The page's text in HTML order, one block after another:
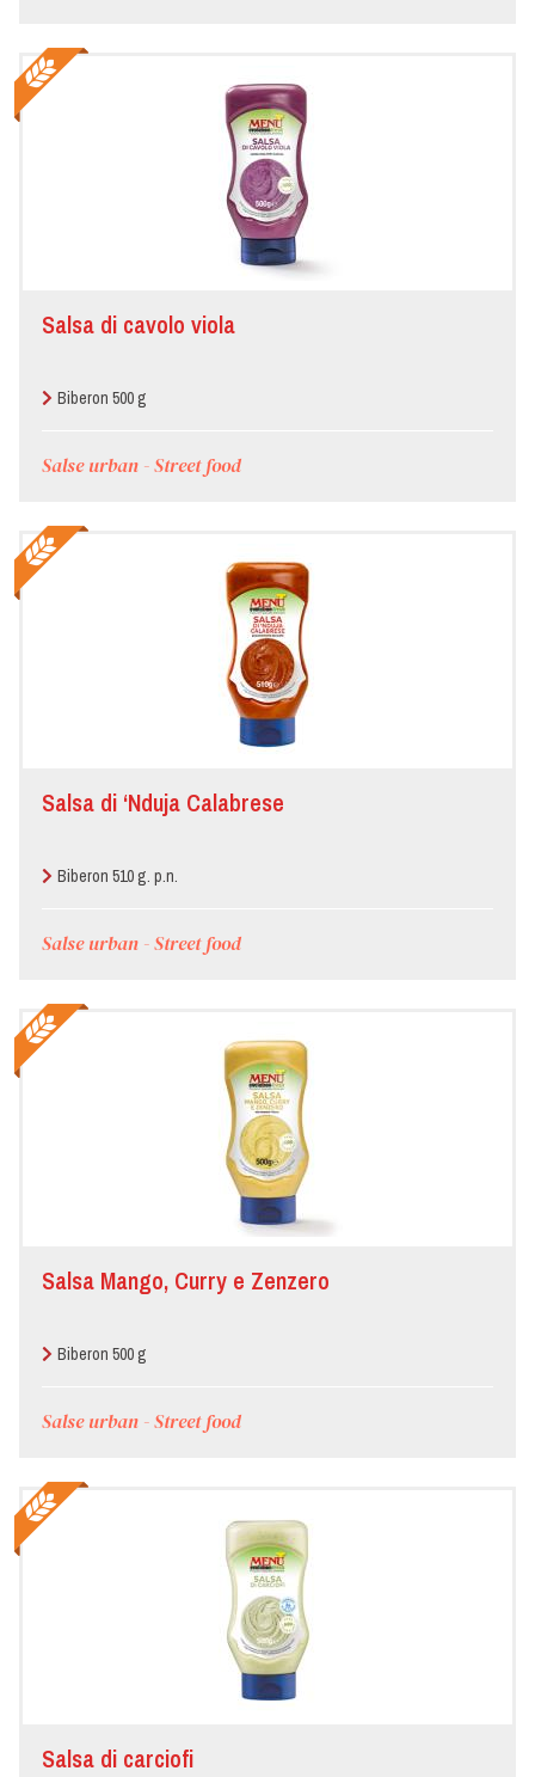
Salsa di cavolo viola
Biberon 500 g
Salse urban - Street food
Salsa di ‘Nduja Calabrese
Biberon 510 g. p.n.
Salse urban - Street food
Salsa Mango, Curry e Zenzero
Biberon 500 g
Salse urban - Street food
Salsa di carciofi